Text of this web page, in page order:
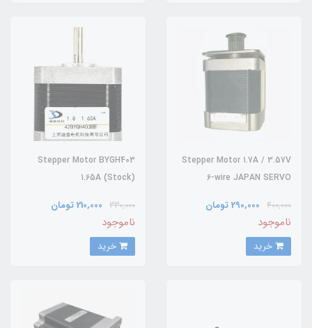
Stepper Motor 1.7A / 3.57V
6-wire JAPAN SERVO
400,000 290,000 تومان
ناموجود
Stepper Motor BYGH403
1.65A (Stock)
330,000 210,000 تومان
ناموجود